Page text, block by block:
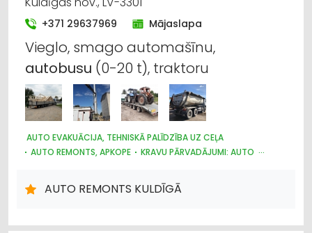
+371 29637969 Mājaslapa
Vieglo, smago automašīnu,
autobusu (0-20 t), traktoru
AUTO EVAKUĀCIJA, TEHNISKĀ PALĪDZĪBA UZ CEĻA
AUTO REMONTS, APKOPE
KRAVU PĀRVADĀJUMI: AUTO
AUTO REMONTS KULDĪGĀ